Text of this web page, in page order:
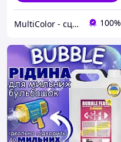
MultiColor - сценічні эфекти 100%